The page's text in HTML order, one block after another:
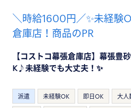
＼時給1600円／✨未経験
倉庫店！商品のPR
【コストコ幕張倉庫店】幕張豊
K♪未経験でも大丈夫！✨
派遣 未経験OK 即日OK 大人